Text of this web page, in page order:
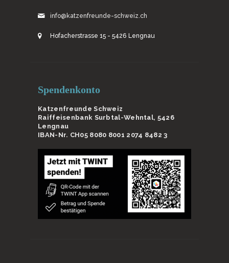
info@katzenfreunde-schweiz.ch
Hofacherstrasse 15 - 5426 Lengnau
Spendenkonto
Katzenfreunde Schweiz
Raiffeisenbank Surbtal-Wehntal, 5426
Lengnau
IBAN-Nr. CH05 8080 8001 2074 8482 3